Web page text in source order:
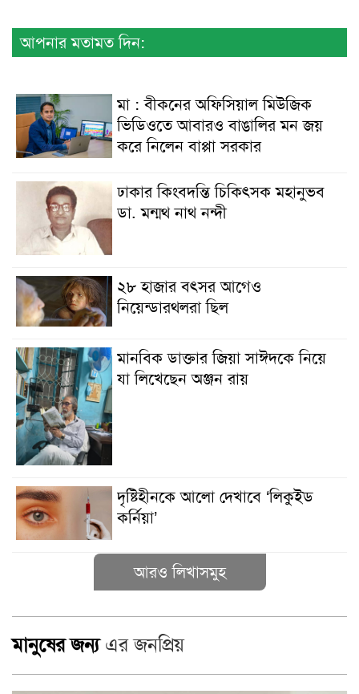
আপনার মতামত দিন:
মা : বীকনের অফিসিয়াল মিউজিক
ভিডিওতে আবারও বাঙালির মন জয়
করে নিলেন বাপ্পা সরকার
ঢাকার কিংবদন্তি চিকিৎসক মহানুভব
ডা. মন্মথ নাথ নন্দী
২৮ হাজার বৎসর আগেও
নিয়েন্ডারথলরা ছিল
মানবিক ডাক্তার জিয়া সাঈদকে নিয়ে
যা লিখেছেন অঞ্জন রায়
দৃষ্টিহীনকে আলো দেখাবে ‘লিকুইড
কর্নিয়া’
আরও লিখাসমুহ
মানুষের জন্যএর জনপ্রিয়